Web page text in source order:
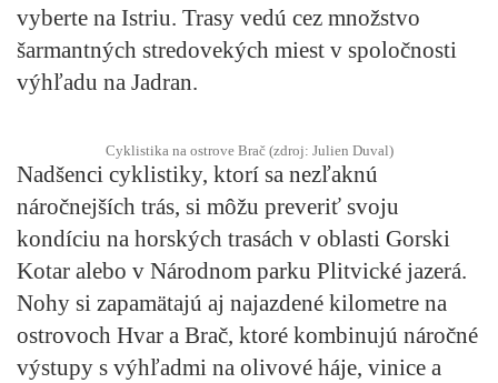
vyberte na Istriu. Trasy vedú cez množstvo
šarmantných stredovekých miest v spoločnosti
výhľadu na Jadran.
Cyklistika na ostrove Brač (zdroj: Julien Duval)
Nadšenci cyklistiky, ktorí sa nezľaknú
náročnejších trás, si môžu preveriť svoju
kondíciu na horských trasách v oblasti Gorski
Kotar alebo v Národnom parku Plitvické jazerá.
Nohy si zapamätajú aj najazdené kilometre na
ostrovoch Hvar a Brač, ktoré kombinujú náročné
výstupy s výhľadmi na olivové háje, vinice a